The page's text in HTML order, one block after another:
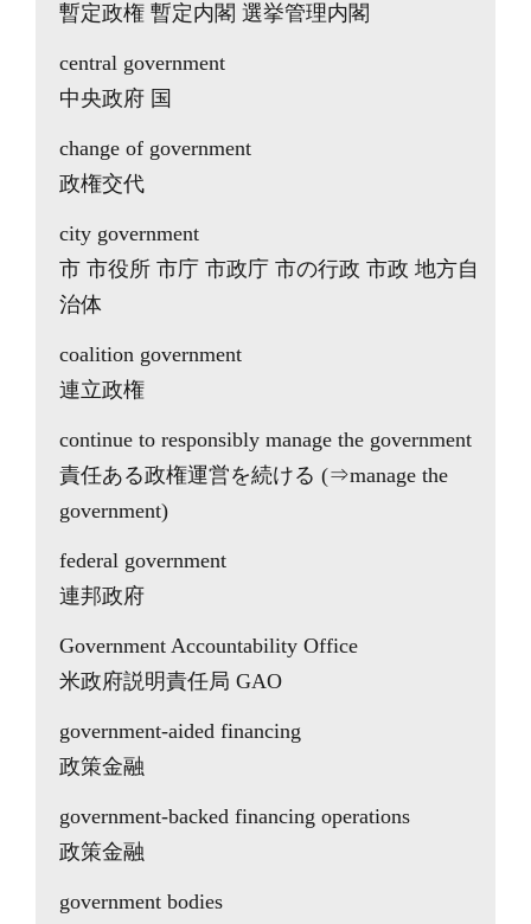
暫定政権 暫定内閣 選挙管理内閣
central government
中央政府 国
change of government
政権交代
city government
市 市役所 市庁 市政庁 市の行政 市政 地方自
治体
coalition government
連立政権
continue to responsibly manage the government
責任ある政権運営を続ける (⇒manage the
government)
federal government
連邦政府
Government Accountability Office
米政府説明責任局 GAO
government-aided financing
政策金融
government-backed financing operations
政策金融
government bodies